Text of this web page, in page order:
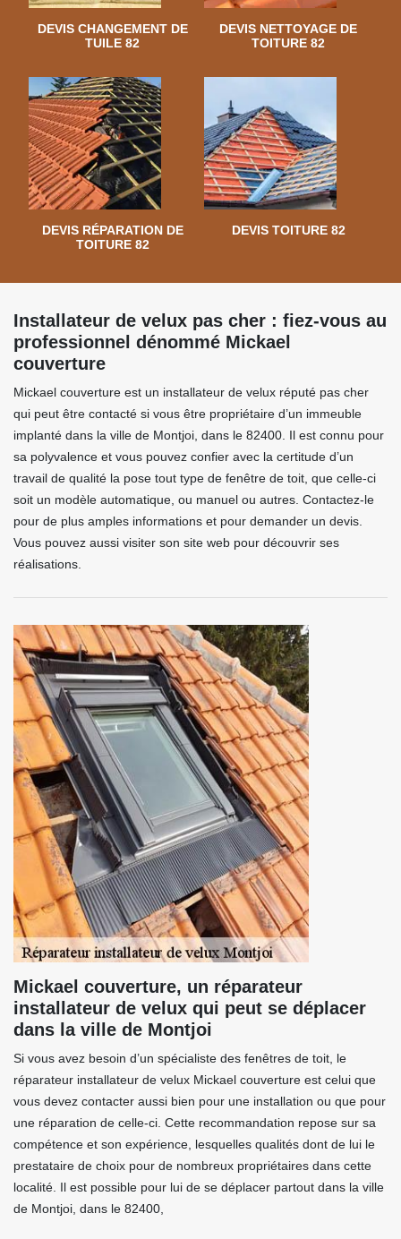
DEVIS CHANGEMENT DE
TUILE 82
DEVIS NETTOYAGE DE
TOITURE 82
DEVIS RÉPARATION DE
TOITURE 82
DEVIS TOITURE 82
Installateur de velux pas cher : fiez-vous au
professionnel dénommé Mickael
couverture
Mickael couverture est un installateur de velux réputé pas cher
qui peut être contacté si vous être propriétaire d’un immeuble
implanté dans la ville de Montjoi, dans le 82400. Il est connu pour
sa polyvalence et vous pouvez confier avec la certitude d’un
travail de qualité la pose tout type de fenêtre de toit, que celle-ci
soit un modèle automatique, ou manuel ou autres. Contactez-le
pour de plus amples informations et pour demander un devis.
Vous pouvez aussi visiter son site web pour découvrir ses
réalisations.
Mickael couverture, un réparateur
installateur de velux qui peut se déplacer
dans la ville de Montjoi
Si vous avez besoin d’un spécialiste des fenêtres de toit, le
réparateur installateur de velux Mickael couverture est celui que
vous devez contacter aussi bien pour une installation ou que pour
une réparation de celle-ci. Cette recommandation repose sur sa
compétence et son expérience, lesquelles qualités dont de lui le
prestataire de choix pour de nombreux propriétaires dans cette
localité. Il est possible pour lui de se déplacer partout dans la ville
de Montjoi, dans le 82400,